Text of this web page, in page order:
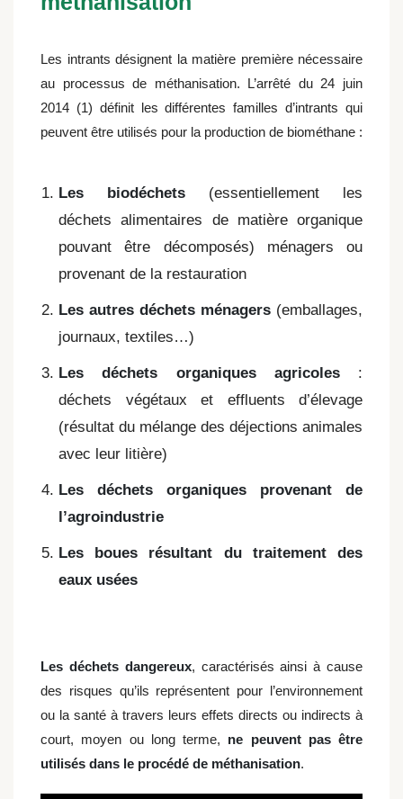
Les intrants désignent la matière première nécessaire
au processus de méthanisation. L’arrêté du 24 juin
2014 (1) définit les différentes familles d’intrants qui
peuvent être utilisés pour la production de biométhane :
Les biodéchets (essentiellement les
déchets alimentaires de matière organique
pouvant être décomposés) ménagers ou
provenant de la restauration
Les autres déchets ménagers (emballages,
journaux, textiles…)
Les déchets organiques agricoles:
déchets végétaux et effluents d’élevage
(résultat du mélange des déjections animales
avec leur litière)
Les déchets organiques provenant de
l’agroindustrie
Les boues résultant du traitement des
eaux usées
Les déchets dangereux, caractérisés ainsi à cause
des risques qu’ils représentent pour l’environnement
ou la santé à travers leurs effets directs ou indirects à
court, moyen ou long terme, ne peuvent pas être
utilisés dans le procédé de méthanisation.